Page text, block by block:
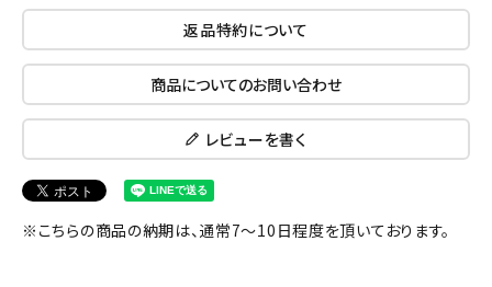
返品特約について
商品についてのお問い合わせ
レビューを書く
※こちらの商品の納期は、通常7～10日程度を頂いております。